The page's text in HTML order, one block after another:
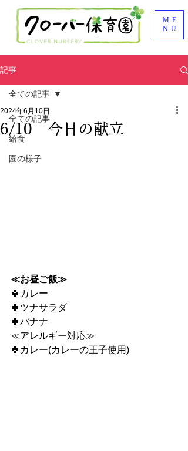
ME
NU
記事
全ての記事
給食
園の様子
全ての記事
6/10 今日の献立
2024年6月10日
≪お昼ご飯≫
🍀カレー
🍀ツナサラダ
🍀バナナ
≪アレルギー対応≫
🍀カレー(カレーの王子使用)